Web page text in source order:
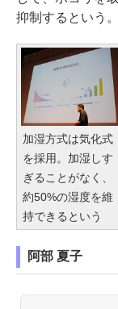
抑制するという。
加湿方式は気化式
を採用。加湿しす
ぎることがなく、
約50%の湿度を維
持できるという
阿部 夏子